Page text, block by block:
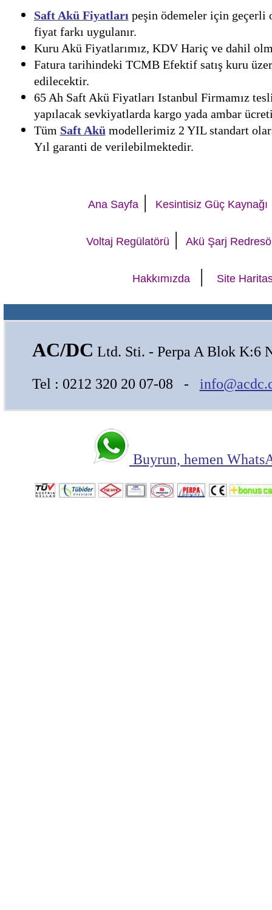
Saft Akü Fiyatları peşin ödemeler için geçerli
fiyat farkı uygulanır.
Kuru Akü Fiyatlarımız, KDV Hariç ve dahil
Fatura tarihindeki TCMB Efektif satış kuru
edilecektir.
65 Ah Saft Akü Fiyatları Istanbul Firmamız
yapılacak sevkiyatlarda kargo yada ambar
Tüm Saft Akü modellerimiz 2 YIL standart
Yıl garanti de verilebilmektedir.
Ana Sayfa | Kesintisiz Güç Kaynağı
Voltaj Regülatörü | Akü Şarj
Hakkımızda | Site
AC/DC Ltd. Sti. - Perpa A Blok K:6
Tel : 0212 320 20 07-08 -
Buyrun, hemen